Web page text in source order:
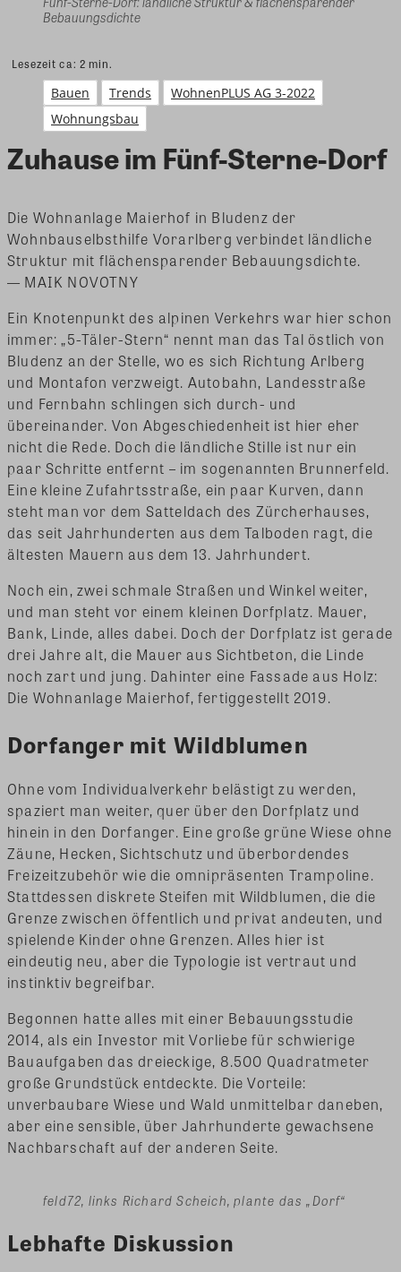
Bebauungsdichte
Lesezeit ca: 2 min.
Bauen Trends
WohnenPLUS AG 3-2022
Wohnungsbau
Zuhause im Fünf-Sterne-Dorf
Die Wohnanlage Maierhof in Bludenz der
Wohnbauselbsthilfe Vorarlberg verbindet ländliche
Struktur mit flächensparender Bebauungsdichte.
— MAIK NOVOTNY
Ein Knotenpunkt des alpinen Verkehrs war hier schon
immer: „5-Täler-Stern“ nennt man das Tal östlich von
Bludenz an der Stelle, wo es sich Richtung Arlberg
und Montafon verzweigt. Autobahn, Landesstraße
und Fernbahn schlingen sich durch- und
übereinander. Von Abgeschiedenheit ist hier eher
nicht die Rede. Doch die ländliche Stille ist nur ein
paar Schritte entfernt – im sogenannten Brunnerfeld.
Eine kleine Zufahrtsstraße, ein paar Kurven, dann
steht man vor dem Satteldach des Zürcherhauses,
das seit Jahrhunderten aus dem Talboden ragt, die
ältesten Mauern aus dem 13. Jahrhundert.
Noch ein, zwei schmale Straßen und Winkel weiter,
und man steht vor einem kleinen Dorfplatz. Mauer,
Bank, Linde, alles dabei. Doch der Dorfplatz ist gerade
drei Jahre alt, die Mauer aus Sichtbeton, die Linde
noch zart und jung. Dahinter eine Fassade aus Holz:
Die Wohnanlage Maierhof, fertiggestellt 2019.
Dorfanger mit Wildblumen
Ohne vom Individualverkehr belästigt zu werden,
spaziert man weiter, quer über den Dorfplatz und
hinein in den Dorfanger. Eine große grüne Wiese ohne
Zäune, Hecken, Sichtschutz und überbordendes
Freizeitzubehör wie die omnipräsenten Trampoline.
Stattdessen diskrete Steifen mit Wildblumen, die die
Grenze zwischen öffentlich und privat andeuten, und
spielende Kinder ohne Grenzen. Alles hier ist
eindeutig neu, aber die Typologie ist vertraut und
instinktiv begreifbar.
Begonnen hatte alles mit einer Bebauungsstudie
2014, als ein Investor mit Vorliebe für schwierige
Bauaufgaben das dreieckige, 8.500 Quadratmeter
große Grundstück entdeckte. Die Vorteile:
unverbaubare Wiese und Wald unmittelbar daneben,
aber eine sensible, über Jahrhunderte gewachsene
Nachbarschaft auf der anderen Seite.
feld72, links Richard Scheich, plante das „Dorf“
Lebhafte Diskussion